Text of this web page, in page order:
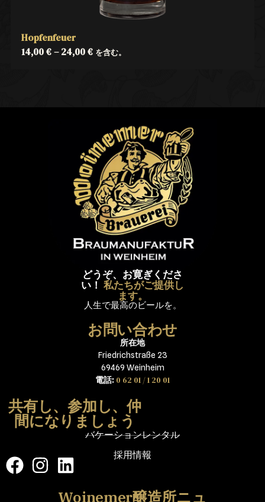
Hopfenfeuer
14,00€–24,00€ を含む。
どうぞ、お寛ぎくださ
い！ 私たちがご提供し
ます。
人生で最高のビールを。
お問い合わせ
所在地
Friedrichstraße 23
69469 Weinheim
電話: 0 62 01 / 1 20 01
共有し、参加し、仲
間になりましょう
バケーションレンタル
採用情報
Woinemer醸造所ニュ